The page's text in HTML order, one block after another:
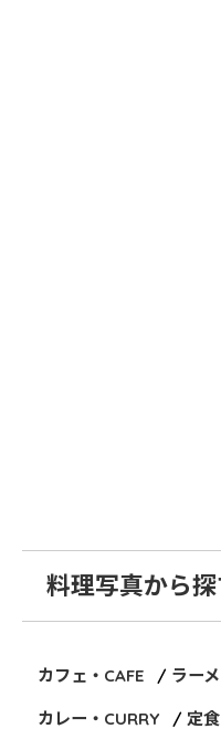
料理写真から探
カフェ・CAFE ラー
カレー・CURRY 定